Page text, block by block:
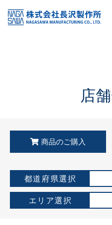
KSS加盟店・取扱店情報
店舗一覧
店
商品のご購入
都道府県選択
エリア選択